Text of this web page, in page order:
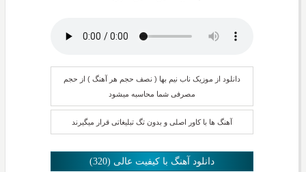
دانلود از موزیک ناب نیم بها ( نصف حجم هر آهنگ ) از حجم
مصرفی شما محاسبه میشود
آهنگ ها با کاور اصلی و بدون تگ تبلیغاتی قرار میگیرند
دانلود آهنگ با کیفیت عالی (320)